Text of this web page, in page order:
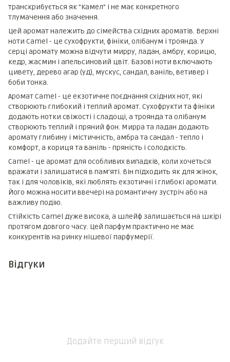
транскрибується як "Камел" і не має конкретного
тлумачення або значення.
Цей аромат належить до сімейства східних ароматів. Верхні
ноти Camel - це сухофрукти, фініки, олібанум і троянда. У
серці аромату можна відчути мирру, ладан, амбру, корицю,
кедр, жасмин і апельсиновий цвіт. Базові ноти включають
цивету, дерево агар (уд), мускус, сандал, ваніль, ветивер і
боби тонка.
Аромат Camel - це екзотичне поєднання східних нот, які
створюють глибокий і теплий аромат. Сухофрукти та фініки
додають нотки свіжості і сладощі, а троянда та олібанум
створюють теплий і пряний фон. Мирра та ладан додають
аромату глибину і містичність, амбра та сандал - тепло і
комфорт, а кориця та ваніль - пряність і солодкість.
Camel - це аромат для особливих випадків, коли хочеться
вражати і залишатися в пам'яті. Він підходить як для жінок,
так і для чоловіків, які люблять екзотичні і глибокі аромати.
Його можна носити ввечері на романтичну зустріч або на
важливу подію.
Стійкість Camel дуже висока, а шлейф залишається на шкірі
протягом довгого часу. Цей парфум практично не має
конкурентів на ринку нішевої парфумерії.
Відгуки
Додайте перший відгук